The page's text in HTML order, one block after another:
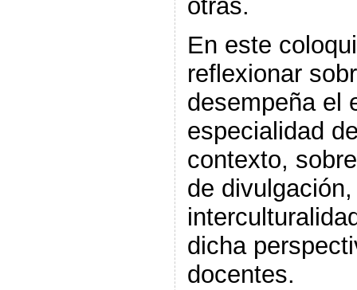
otras.
En este
reflexionar
desempeña el
especialidad
contexto,
de
dicha
docentes.